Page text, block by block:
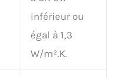
inférieur ou
égal à 1,3
W/m².K.